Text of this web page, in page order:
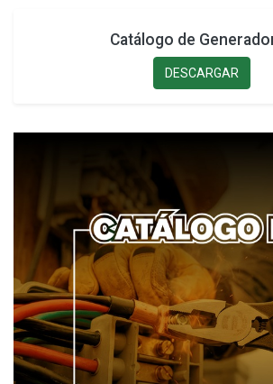
Catálogo de
DESCARGAR